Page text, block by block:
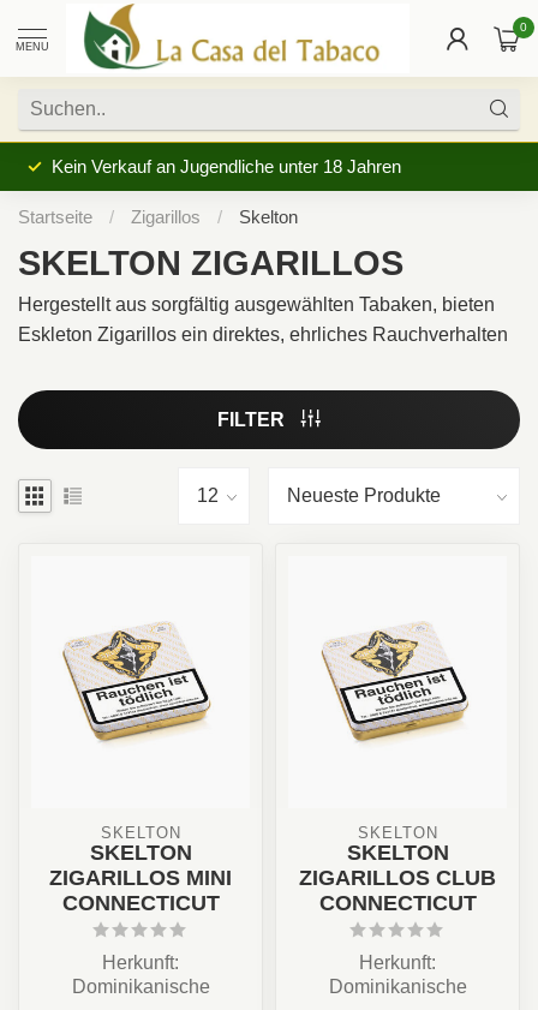
MENU
0
Kein Verkauf an Jugendliche unter 18 Jahren
Startseite / Zigarillos / Skelton
SKELTON ZIGARILLOS
Hergestellt aus sorgfältig ausgewählten Tabaken, bieten
Eskleton Zigarillos ein direktes, ehrliches Rauchverhalten
FILTER
SKELTON
SKELTON
ZIGARILLOS MINI
CONNECTICUT
Herkunft:
Dominikanische
SKELTON
SKELTON
ZIGARILLOS CLUB
CONNECTICUT
Herkunft:
Dominikanische